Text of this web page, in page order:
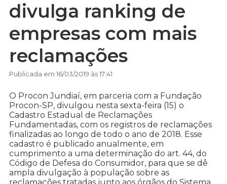
divulga ranking de
empresas com mais
reclamações
Publicada em 16/03/2019 às 17:41
O Procon Jundiaí, em parceria com a Fundação
Procon-SP, divulgou nesta sexta-feira (15) o
Cadastro Estadual de Reclamações
Fundamentadas, com os registros de reclamações
finalizadas ao longo de todo o ano de 2018. Esse
cadastro é publicado anualmente, em
cumprimento a uma determinação do art. 44, do
Código de Defesa do Consumidor, para que se dê
ampla divulgação à população sobre as